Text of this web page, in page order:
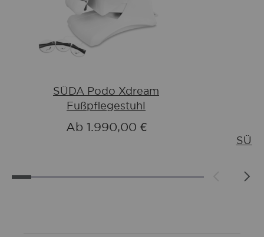
SÜDA Podo Xdream
Fußpflegestuhl
Ab 1.990,00 €